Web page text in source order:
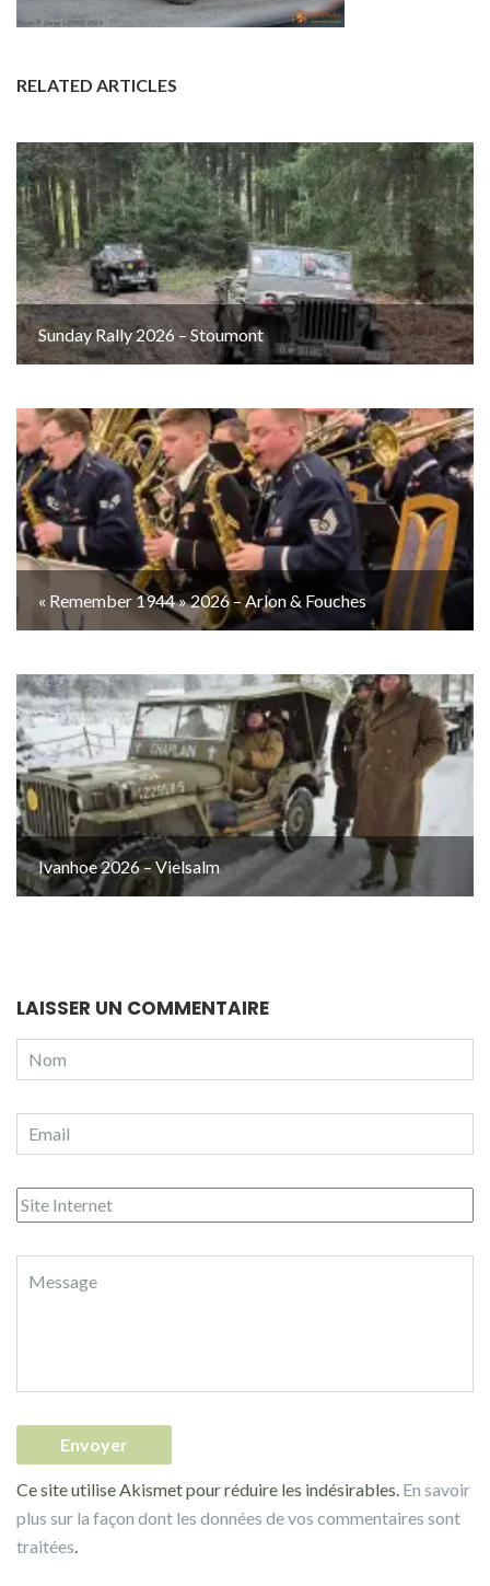
RELATED ARTICLES
Sunday Rally 2026 – Stoumont
« Remember 1944 » 2026 – Arlon & Fouches
Ivanhoe 2026 – Vielsalm
LAISSER UN COMMENTAIRE
Ce site utilise Akismet pour réduire les indésirables. En savoir
plus sur la façon dont les données de vos commentaires sont
traitées